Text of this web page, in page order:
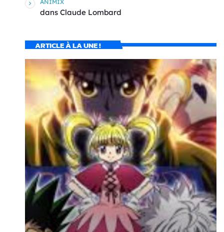
ANIMIX
dans Claude Lombard
ARTICLE À LA UNE !